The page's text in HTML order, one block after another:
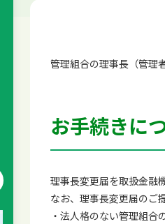
管理組合の理事長（管理
お手続きに
理事長変更届を取扱金融
なお、理事長変更届のご
・法人格のない管理組合